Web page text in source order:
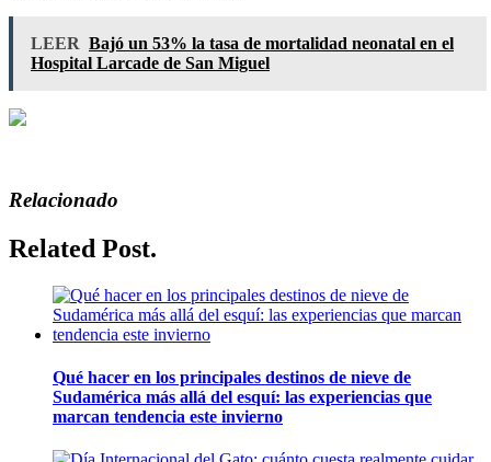
LEER Bajó un 53% la tasa de mortalidad neonatal en el
Hospital Larcade de San Miguel
Relacionado
Related Post.
Qué hacer en los principales destinos de nieve de
Sudamérica más allá del esquí: las experiencias que
marcan tendencia este invierno